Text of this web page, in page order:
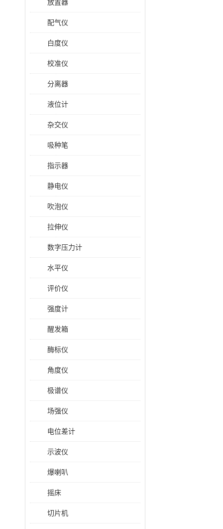
放置器
配气仪
白度仪
校准仪
分离器
液位计
杂交仪
吸种笔
指示器
静电仪
吹泡仪
拉伸仪
数字压力计
水平仪
评价仪
强度计
醒发箱
酶标仪
角度仪
极谱仪
场强仪
电位差计
示波仪
爆喇叭
摇床
切片机